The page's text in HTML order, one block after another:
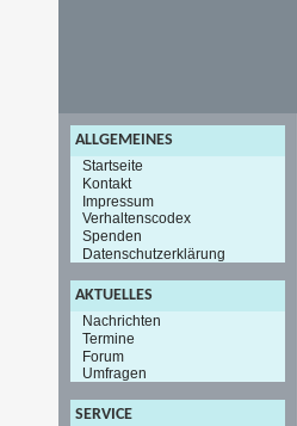
ALLGEMEINES
Startseite
Kontakt
Impressum
Verhaltenscodex
Spenden
Datenschutzerklärung
AKTUELLES
Nachrichten
Termine
Forum
Umfragen
SERVICE